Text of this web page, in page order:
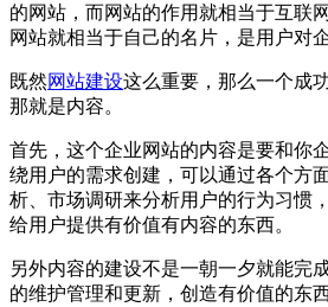
的网站，而网站的作用就相当于互联
网站就相当于自己的名片，是用户对
既然网站建设这么重要，那么一个成
那就是内容。
首先，这个企业网站的内容是要和你
绕用户的需求创建，可以通过各个方
析、市场调研来分析用户的行为习惯
给用户提供有价值有内容的东西。
另外内容的建设不是一朝一夕就能完
的维护管理和更新，创造有价值的东